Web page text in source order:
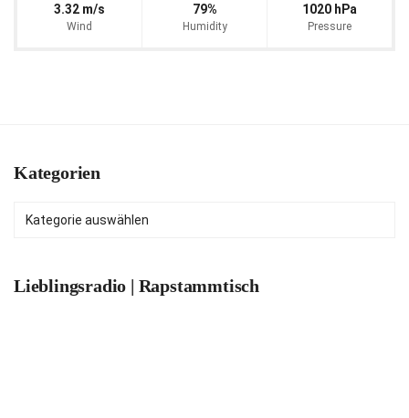
3.32 m/s
Wind
79%
Humidity
1020 hPa
Pressure
Kategorien
Lieblingsradio | Rapstammtisch